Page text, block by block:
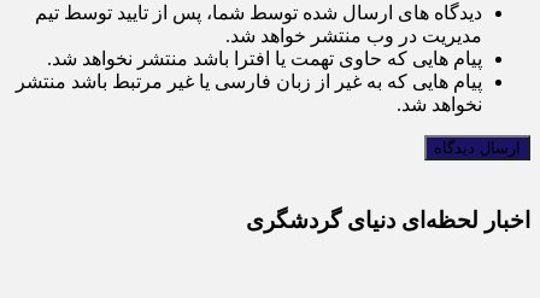
دیدگاه های ارسال شده توسط شما، پس از تایید توسط تیم
مدیریت در وب منتشر خواهد شد.
پیام هایی که حاوی تهمت یا افترا باشد منتشر نخواهد شد.
پیام هایی که به غیر از زبان فارسی یا غیر مرتبط باشد منتشر
نخواهد شد.
اخبار لحظه‌ای دنیای گردشگری